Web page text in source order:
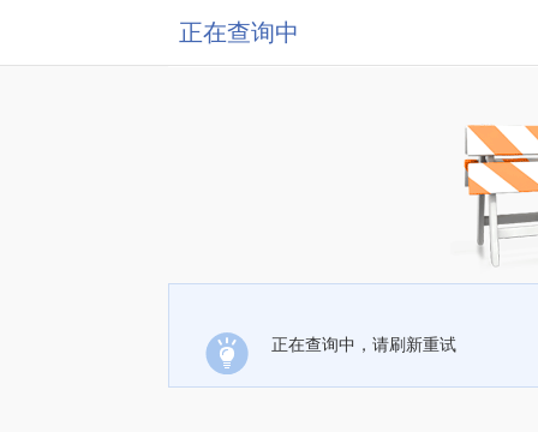
正在查询中
正在查询中，请刷新重试